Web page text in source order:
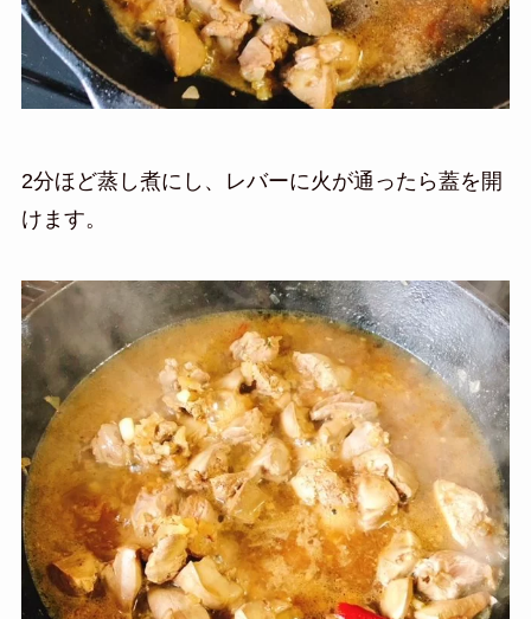
2分ほど蒸し煮にし、レバーに火が通ったら蓋を開
けます。